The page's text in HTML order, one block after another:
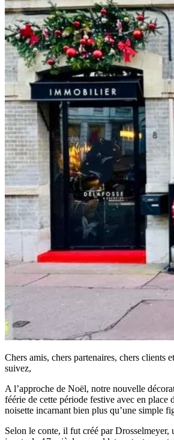
Chers amis, chers partenaires, chers clients
suivez,
A l’approche de Noël, notre nouvelle
féérie de cette période festive avec en place
noisette incarnant bien plus qu’une simple
Selon le conte, il fut créé par Drosselmeyer,